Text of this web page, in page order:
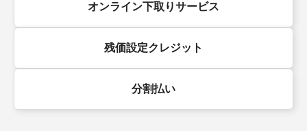
オンライン下取りサービス
残価設定クレジット
分割払い